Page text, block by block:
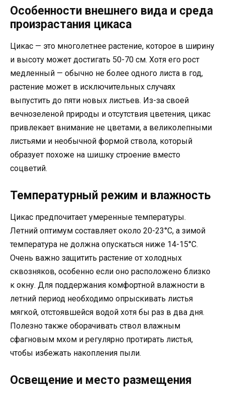
Особенности внешнего вида и среда
произрастания цикаса
Цикас — это многолетнее растение, которое в ширину
и высоту может достигать 50-70 см. Хотя его рост
медленный — обычно не более одного листа в год,
растение может в исключительных случаях
выпустить до пяти новых листьев. Из-за своей
вечнозеленой природы и отсутствия цветения, цикас
привлекает внимание не цветами, а великолепными
листьями и необычной формой ствола, который
образует похоже на шишку строение вместо
соцветий.
Температурный режим и влажность
Цикас предпочитает умеренные температуры.
Летний оптимум составляет около 20-23°C, а зимой
температура не должна опускаться ниже 14-15°C.
Очень важно защитить растение от холодных
сквозняков, особенно если оно расположено близко
к окну. Для поддержания комфортной влажности в
летний период необходимо опрыскивать листья
мягкой, отстоявшейся водой хотя бы раз в два дня.
Полезно также оборачивать ствол влажным
сфагновым мхом и регулярно протирать листья,
чтобы избежать накопления пыли.
Освещение и место размещения